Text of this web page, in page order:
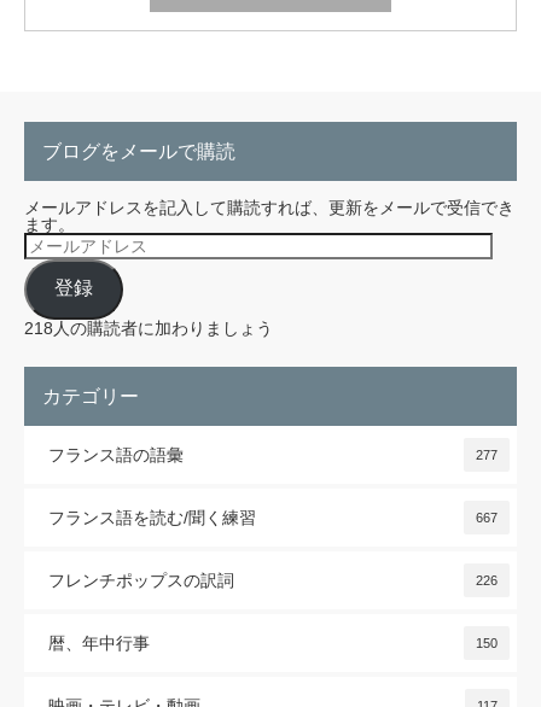
ブログをメールで購読
メールアドレスを記入して購読すれば、更新をメールで受信でき
ます。
メ
ー
ル
ア
ド
レ
ス
登録
218人の購読者に加わりましょう
カテゴリー
フランス語の語彙 277
フランス語を読む/聞く練習 667
フレンチポップスの訳詞 226
暦、年中行事 150